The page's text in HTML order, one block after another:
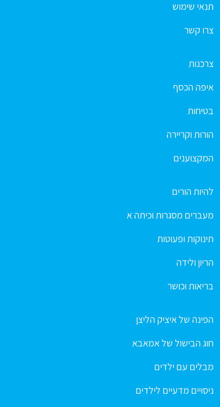
תנאי שימוש
צרו קשר
צרכנות
איפה הכסף
בטיחות
הורות וקריירה
המקצוענים
להיות הורים
מעברים מסגרות וכיתה א
תינוקות ופעוטות
הריון ולידה
בריאות וכושר
הפינה של איציק הליצן
חוג הבישול של אמאבא
מבלים עם ילדים
ניסויים מדעיים לילדים